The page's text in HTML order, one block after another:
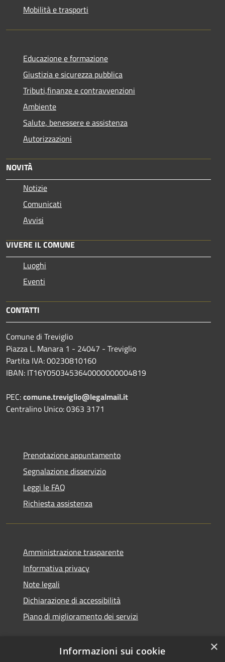
Mobilità e trasporti
Educazione e formazione
Giustizia e sicurezza pubblica
Tributi,finanze e contravvenzioni
Ambiente
Salute, benessere e assistenza
Autorizzazioni
NOVITÀ
Notizie
Comunicati
Avvisi
VIVERE IL COMUNE
Luoghi
Eventi
CONTATTI
Comune di Treviglio
Piazza L. Manara 1 - 24047 - Treviglio
Partita IVA: 00230810160
IBAN: IT16Y0503453640000000004819
PEC:comune.treviglio@legalmail.it
Centralino Unico: 0363 3171
Prenotazione appuntamento
Segnalazione disservizio
Leggi le FAQ
Richiesta assistenza
Amministrazione trasparente
Informativa privacy
Note legali
Dichiarazione di accessibilità
Piano di miglioramento dei servizi
×
Informazioni sui cookie